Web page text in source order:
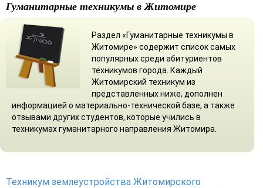
Гуманитарные техникумы в Житомире
Раздел «Гуманитарные техникумы в
Житомире» содержит список самых
популярных среди абитуриентов
техникумов города. Каждый
Житомирский техникум из
представленных ниже, дополнен
информацией о материально-технической базе, а также
отзывами других студентов, которые учились в
техникумах гуманитарного направления Житомира.
Техникум землеустройства Житомирского